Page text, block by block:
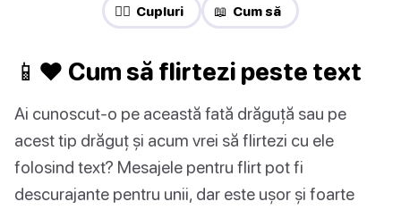
❤️‍🔥 Cupluri 📖 Cum să
📱❤ Cum să flirtezi peste text
Ai cunoscut-o pe această fată drăguță sau pe
acest tip drăguț și acum vrei să flirtezi cu ele
folosind text? Mesajele pentru flirt pot fi
descurajante pentru unii, dar este ușor și foarte